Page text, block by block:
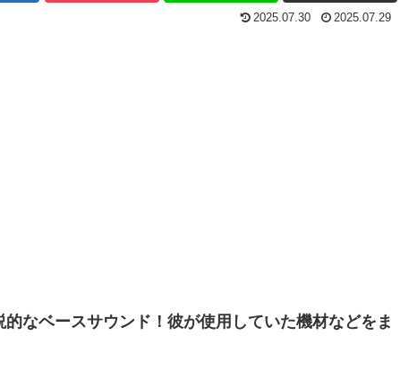
2025.07.30 2025.07.29
なベースサウンド！彼が使用していた機材などをま